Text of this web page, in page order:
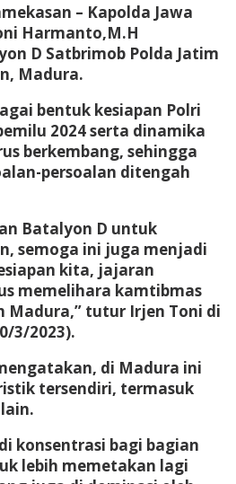
– Kapolda Jawa
Harmanto,M.H
D Satbrimob Polda Jatim
Madura.
bentuk kesiapan Polri
2024 serta dinamika
berkembang, sehingga
persoalan ditengah
Batalyon D untuk
semoga ini juga menjadi
kita, jajaran
memelihara kamtibmas
Madura,” tutur Irjen Toni di
3/2023).
di Madura ini
tersendiri, termasuk
konsentrasi bagi bagian
lebih memetakan lagi